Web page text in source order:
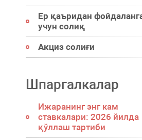
Ер қаъридан
учун солиқ
Акциз солиғи
Шпаргалкалар
Ижаранинг энг кам
ставкалари: 2026 йилда
қўллаш тартиби